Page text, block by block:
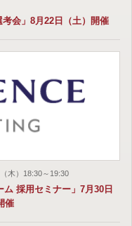
会」8月22日（土）開催
木）18:30～19:30
採用セミナー」7月30日
催